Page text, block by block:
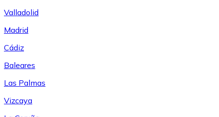
Valladolid
Madrid
Cádiz
Baleares
Las Palmas
Vizcaya